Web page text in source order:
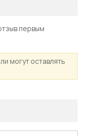
первым
могут оставлять